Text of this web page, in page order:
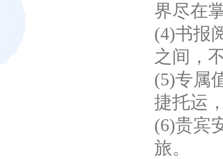
界尽在
(4)书报
之间，
(5)专属
捷托运
(6)贵宾
旅。